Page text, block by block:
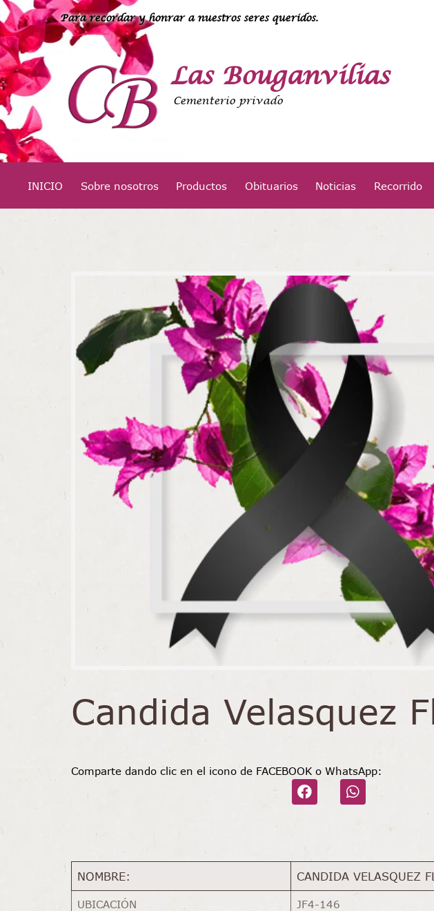
Para recordar y honrar a nuestros seres queridos.
Las Bouganvilias
Cementerio privado
INICIO Sobre nosotros Productos Obituarios Noticias Recorrido
Candida Velasquez
Comparte dando clic en el icono de FACEBOOK o WhatsApp:
NOMBRE: CANDIDA VELASQUEZ
UBICACIÓN JF4-146